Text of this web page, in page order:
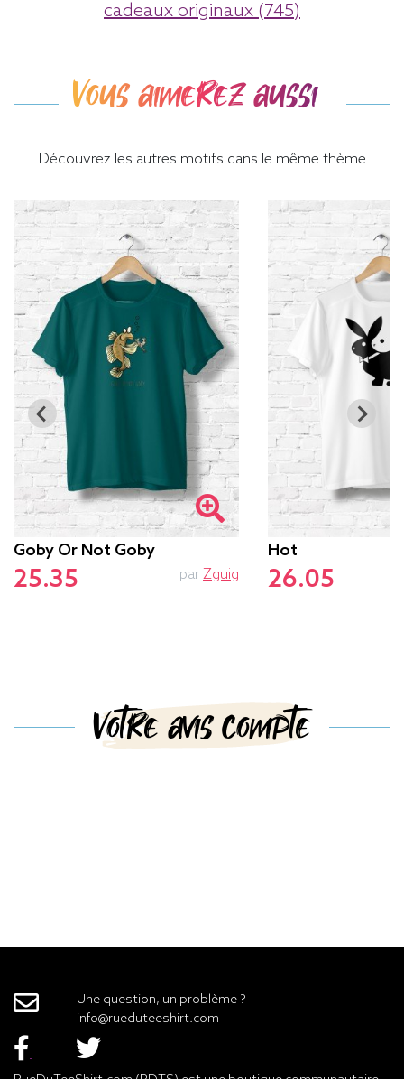
cadeaux originaux (745)
Vous aimerez aussi
Découvrez les autres motifs dans le même thème
Goby Or Not Goby
25.35 par Zguig
Hot
26.05
Votre avis compte
Une question, un problème ?
info@rueduteeshirt.com